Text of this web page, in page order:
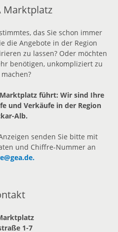
Marktplatz
das Sie schon immer
die Angebote in der Region
zu lassen? Oder möchten
benötigen, unkompliziert zu
Marktplatz führt: Wir sind Ihre
und Verkäufe in der Region
Alb.
senden Sie bitte mit
und Chiffre-Nummer an
1-7